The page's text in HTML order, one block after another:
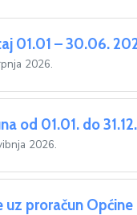
01.01 – 30.06.
2026.
od 01.01. do
2026.
uz proračun